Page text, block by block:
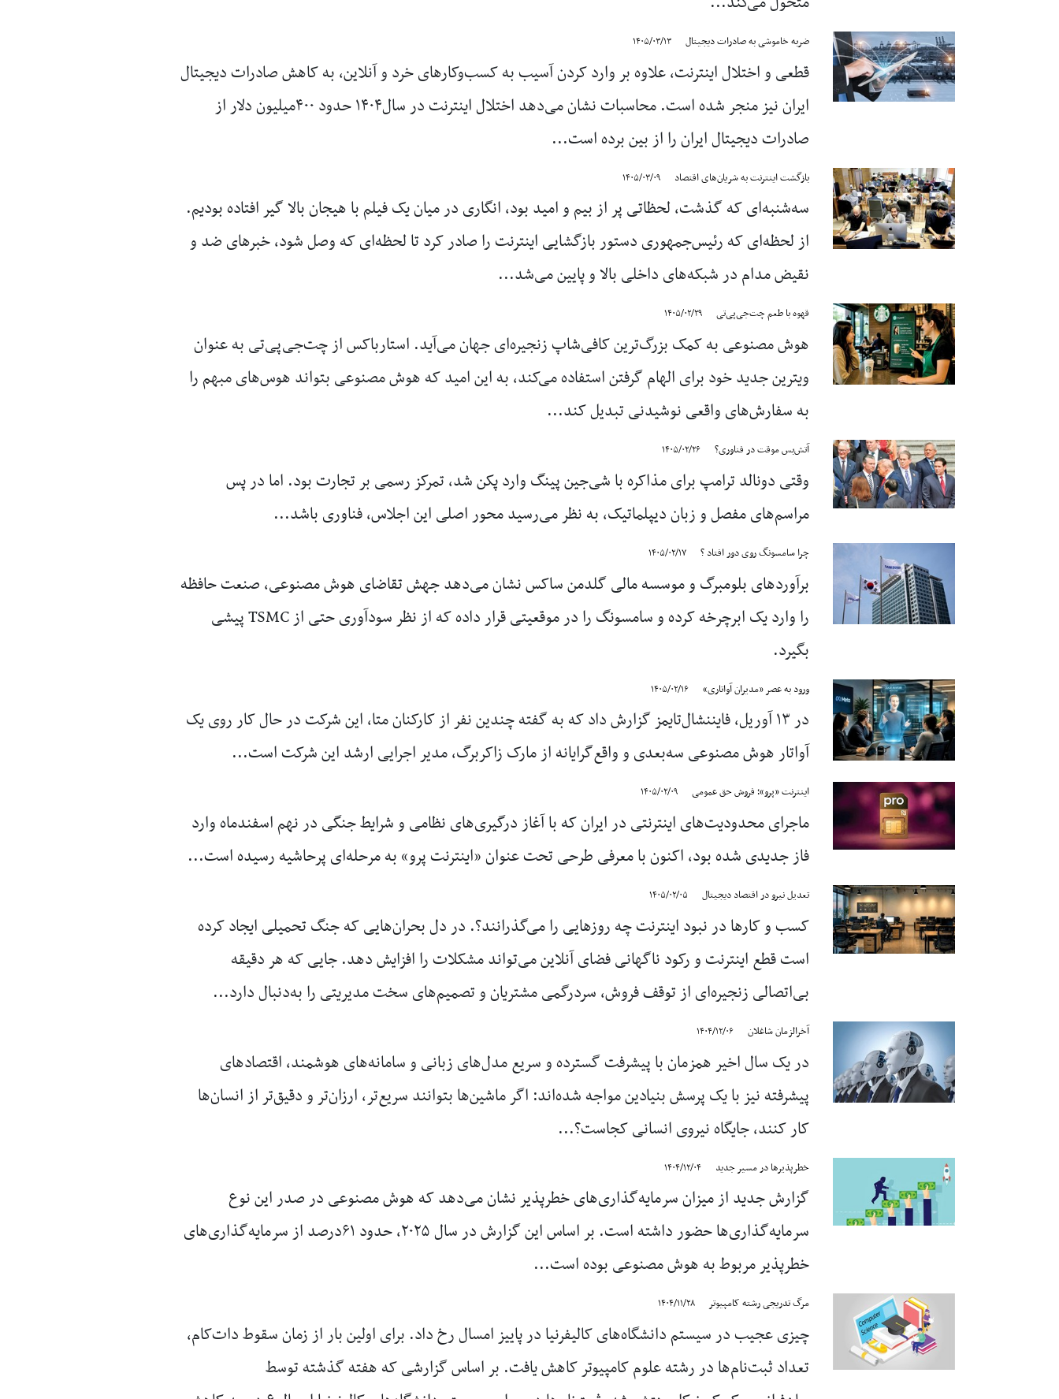
ضربه خاموشی به صادرات دیجیتال ۱۴۰۵/۰۳/۱۳
قطعی و اختلال اینترنت، علاوه بر وارد کردن آسیب به کسب‌وکارهای خرد و آنلاین، به کاهش صادرات دیجیتال
ایران نیز منجر شده است. محاسبات نشان می‌دهد اختلال اینترنت در سال۱۴۰۴ حدود ۴۰۰‌میلیون دلار از
صادرات دیجیتال ایران را از بین برده است...
بازگشت اینترنت به شریان‌های اقتصاد ۱۴۰۵/۰۳/۰۹
سه‌شنبه‌ای که گذشت، لحظاتی پر از بیم و امید بود، انگاری در میان یک فیلم با هیجان بالا گیر افتاده بودیم.
از لحظه‌ای که رئیس‌جمهوری دستور بازگشایی اینترنت را صادر کرد تا لحظه‌ای که وصل شود، خبرهای ضد و
نقیض مدام در شبکه‌های داخلی بالا و پایین می‌شد...
قهوه با طعم چت‌جی‌پی‌تی ۱۴۰۵/۰۲/۲۹
هوش مصنوعی به کمک بزرگ‌ترین کافی‌شاپ زنجیره‌ای جهان می‌آید. استارباکس از چت‌جی‌پی‌تی به عنوان
ویترین جدید خود برای الهام گرفتن استفاده می‌کند، به این امید که هوش مصنوعی بتواند هوس‌های مبهم را
به سفارش‌های واقعی نوشیدنی تبدیل کند...
آتش‌بس موقت در فناوری؟ ۱۴۰۵/۰۲/۲۶
وقتی دونالد ترامپ برای مذاکره با شی‌جین پینگ وارد پکن شد، تمرکز رسمی بر تجارت بود. اما در پس
مراسم‌های مفصل و زبان دیپلماتیک، به نظر می‌رسید محور اصلی این اجلاس، فناوری باشد...
چرا سامسونگ روی دور افتاد ؟ ۱۴۰۵/۰۲/۱۷
برآوردهای بلومبرگ و موسسه مالی گلدمن ساکس نشان می‌دهد جهش تقاضای هوش مصنوعی، صنعت حافظه
را وارد یک ابرچرخه کرده و سامسونگ را در موقعیتی قرار داده که از نظر سودآوری حتی از TSMC پیشی
بگیرد.
ورود به عصر «مدیران آواتاری» ۱۴۰۵/۰۲/۱۶
در ۱۳ آوریل، فایننشال‌تایمز گزارش داد که به گفته چندین نفر از کارکنان متا، این شرکت در حال کار روی یک
آواتار هوش مصنوعی سه‌بعدی و واقع‌گرایانه از مارک زاکربرگ، مدیر اجرایی ارشد این شرکت است...
اینترنت «پرو»؛ فروش حق عمومی ۱۴۰۵/۰۲/۰۹
ماجرای محدودیت‌های اینترنتی در ایران که با آغاز درگیری‌های نظامی و شرایط جنگی در نهم اسفندماه وارد
فاز جدیدی شده بود، اکنون با معرفی طرحی تحت عنوان «اینترنت پرو» به مرحله‌ای پرحاشیه رسیده است...
تعدیل نیرو در اقتصاد دیجیتال ۱۴۰۵/۰۲/۰۵
کسب و کارها در نبود اینترنت چه روزهایی را می‌گذرانند؟. در دل بحران‌هایی که جنگ تحمیلی ایجاد کرده
است قطع اینترنت و رکود ناگهانی فضای آنلاین می‌تواند مشکلات را افزایش دهد. جایی که هر دقیقه‌
بی‌اتصالی زنجیره‌ای از توقف فروش، سردرگمی مشتریان و تصمیم‌های سخت مدیریتی را به‌دنبال دارد...
آخرالزمان شاغلان ۱۴۰۴/۱۲/۰۶
در یک سال اخیر همزمان با پیشرفت گسترده و سریع مدل‌های زبانی و سامانه‌های هوشمند، اقتصادهای
پیشرفته نیز با یک پرسش بنیادین مواجه شده‌اند: اگر ماشین‌ها بتوانند سریع‌تر، ارزان‌تر و دقیق‌تر از انسان‌ها
کار کنند، جایگاه نیروی انسانی کجاست؟...
خطرپذیرها در مسیر جدید ۱۴۰۴/۱۲/۰۴
گزارش جدید از میزان سرمایه‌گذاری‌های خطرپذیر نشان می‌دهد که هوش مصنوعی در صدر این نوع
سرمایه‌گذاری‌ها حضور داشته است. بر اساس این گزارش در سال ۲۰۲۵، حدود ۶۱درصد از سرمایه‌گذاری‌های
خطرپذیر مربوط به هوش مصنوعی بوده است...
مرگ تدریجی رشته کامپیوتر ۱۴۰۴/۱۱/۲۸
چیزی عجیب در سیستم دانشگاه‌های کالیفرنیا در پاییز امسال رخ داد. برای اولین بار از زمان سقوط دات‌کام،
تعداد ثبت‌نام‌ها در رشته علوم کامپیوتر کاهش یافت. بر اساس گزارشی که هفته گذشته توسط